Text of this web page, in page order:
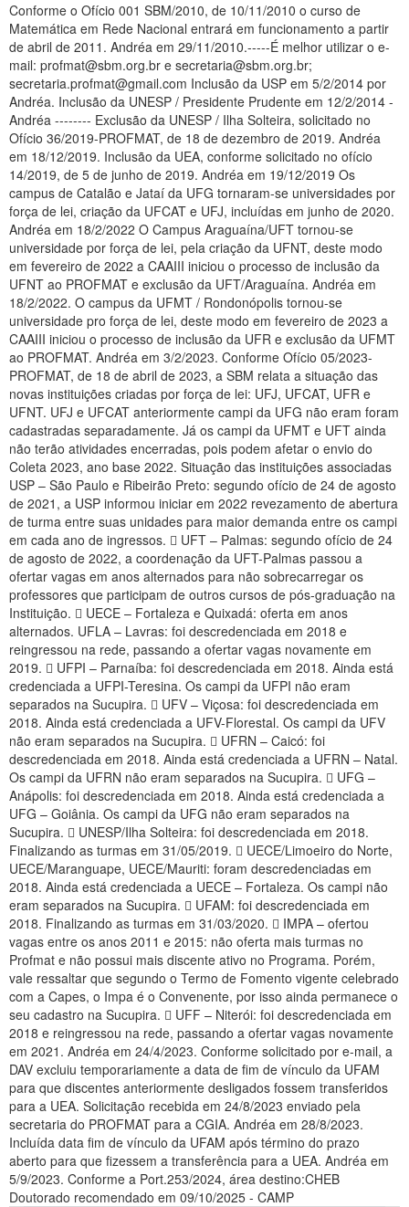
Secretaria-Geral
Gabinete de Segurança Institucional
Advocacia-Geral da União
Banco Central do Brasil
Conforme o Ofício 001 SBM/2010, de 10/11/2010 o curso de
Matemática em Rede Nacional entrará em funcionamento a partir
de abril de 2011. Andréa em 29/11/2010.-----É melhor utilizar o e-
mail: profmat@sbm.org.br e secretaria@sbm.org.br;
secretaria.profmat@gmail.com Inclusão da USP em 5/2/2014 por
Andréa. Inclusão da UNESP / Presidente Prudente em 12/2/2014 -
Andréa -------- Exclusão da UNESP / Ilha Solteira, solicitado no
Ofício 36/2019-PROFMAT, de 18 de dezembro de 2019. Andréa
em 18/12/2019. Inclusão da UEA, conforme solicitado no ofício
14/2019, de 5 de junho de 2019. Andréa em 19/12/2019 Os
campus de Catalão e Jataí da UFG tornaram-se universidades por
força de lei, criação da UFCAT e UFJ, incluídas em junho de 2020.
Andréa em 18/2/2022 O Campus Araguaína/UFT tornou-se
universidade por força de lei, pela criação da UFNT, deste modo
em fevereiro de 2022 a CAAIII iniciou o processo de inclusão da
UFNT ao PROFMAT e exclusão da UFT/Araguaína. Andréa em
18/2/2022. O campus da UFMT / Rondonópolis tornou-se
universidade pro força de lei, deste modo em fevereiro de 2023 a
CAAIII iniciou o processo de inclusão da UFR e exclusão da UFMT
ao PROFMAT. Andréa em 3/2/2023. Conforme Ofício 05/2023-
PROFMAT, de 18 de abril de 2023, a SBM relata a situação das
novas instituições criadas por força de lei: UFJ, UFCAT, UFR e
UFNT. UFJ e UFCAT anteriormente campi da UFG não eram foram
cadastradas separadamente. Já os campi da UFMT e UFT ainda
não terão atividades encerradas, pois podem afetar o envio do
Coleta 2023, ano base 2022. Situação das instituições associadas
USP – São Paulo e Ribeirão Preto: segundo ofício de 24 de agosto
de 2021, a USP informou iniciar em 2022 revezamento de abertura
de turma entre suas unidades para maior demanda entre os campi
em cada ano de ingressos.  UFT – Palmas: segundo ofício de 24
de agosto de 2022, a coordenação da UFT-Palmas passou a
ofertar vagas em anos alternados para não sobrecarregar os
professores que participam de outros cursos de pós-graduação na
Instituição.  UECE – Fortaleza e Quixadá: oferta em anos
alternados. UFLA – Lavras: foi descredenciada em 2018 e
reingressou na rede, passando a ofertar vagas novamente em
2019.  UFPI – Parnaíba: foi descredenciada em 2018. Ainda está
credenciada a UFPI-Teresina. Os campi da UFPI não eram
separados na Sucupira.  UFV – Viçosa: foi descredenciada em
2018. Ainda está credenciada a UFV-Florestal. Os campi da UFV
não eram separados na Sucupira.  UFRN – Caicó: foi
descredenciada em 2018. Ainda está credenciada a UFRN – Natal.
Os campi da UFRN não eram separados na Sucupira.  UFG –
Anápolis: foi descredenciada em 2018. Ainda está credenciada a
UFG – Goiânia. Os campi da UFG não eram separados na
Sucupira.  UNESP/Ilha Solteira: foi descredenciada em 2018.
Finalizando as turmas em 31/05/2019.  UECE/Limoeiro do Norte,
UECE/Maranguape, UECE/Mauriti: foram descredenciadas em
2018. Ainda está credenciada a UECE – Fortaleza. Os campi não
eram separados na Sucupira.  UFAM: foi descredenciada em
2018. Finalizando as turmas em 31/03/2020.  IMPA – ofertou
vagas entre os anos 2011 e 2015: não oferta mais turmas no
Profmat e não possui mais discente ativo no Programa. Porém,
vale ressaltar que segundo o Termo de Fomento vigente celebrado
com a Capes, o Impa é o Convenente, por isso ainda permanece o
seu cadastro na Sucupira.  UFF – Niterói: foi descredenciada em
2018 e reingressou na rede, passando a ofertar vagas novamente
em 2021. Andréa em 24/4/2023. Conforme solicitado por e-mail, a
DAV excluiu temporariamente a data de fim de vínculo da UFAM
para que discentes anteriormente desligados fossem transferidos
para a UEA. Solicitação recebida em 24/8/2023 enviado pela
secretaria do PROFMAT para a CGIA. Andréa em 28/8/2023.
Incluída data fim de vínculo da UFAM após término do prazo
aberto para que fizessem a transferência para a UEA. Andréa em
5/9/2023. Conforme a Port.253/2024, área destino:CHEB
Doutorado recomendado em 09/10/2025 - CAMP